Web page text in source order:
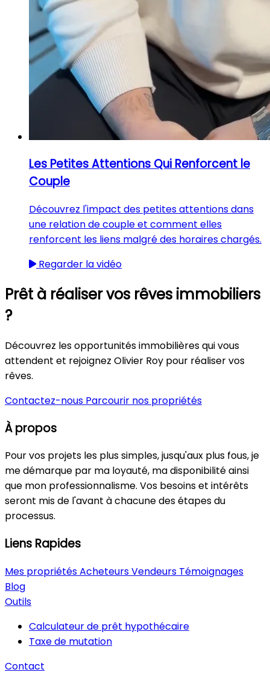
Les Petites Attentions Qui Renforcent le
Couple
Découvrez l'impact des petites attentions dans
une relation de couple et comment elles
renforcent les liens malgré des horaires chargés.
Regarder la vidéo
Prêt à réaliser vos rêves immobiliers
?
Découvrez les opportunités immobilières qui vous
attendent et rejoignez Olivier Roy pour réaliser vos
rêves.
Contactez-nous Parcourir nos propriétés
À propos
Pour vos projets les plus simples, jusqu'aux plus fous, je
me démarque par ma loyauté, ma disponibilité ainsi
que mon professionnalisme. Vos besoins et intérêts
seront mis de l'avant à chacune des étapes du
processus.
Liens Rapides
Mes propriétésAcheteursVendeurs Témoignages
Blog
Outils
Calculateur de prêt hypothécaire
Taxe de mutation
Contact